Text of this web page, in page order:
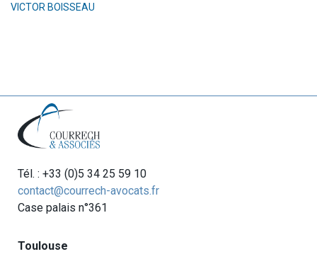
VICTOR BOISSEAU
Tél. : +33 (0)5 34 25 59 10
contact@courrech-avocats.fr
Case palais n°361
Toulouse